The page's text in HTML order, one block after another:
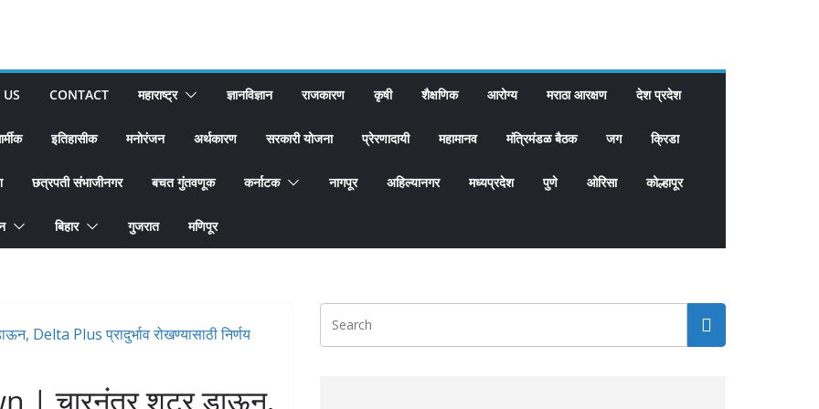
CONTACT महाराष्ट्र ज्ञानविज्ञान राजकारण कृषी शैक्षणिक आरोग्य मराठा आरक्षण देश प्रदेश
इतिहासीक मनोरंजन अर्थकारण सरकारी योजना प्रेरणादायी महामानव मंत्रिमंडळ बैठक जग क्रिडा
छत्रपती संभाजीनगर बचत गुंतवणूक कर्नाटक नागपूर अहिल्यानगर मध्यप्रदेश पुणे ओरिसा कोल्हापूर
बिहार गुजरात मणिपूर
| चारनंतर शटर डाऊन,